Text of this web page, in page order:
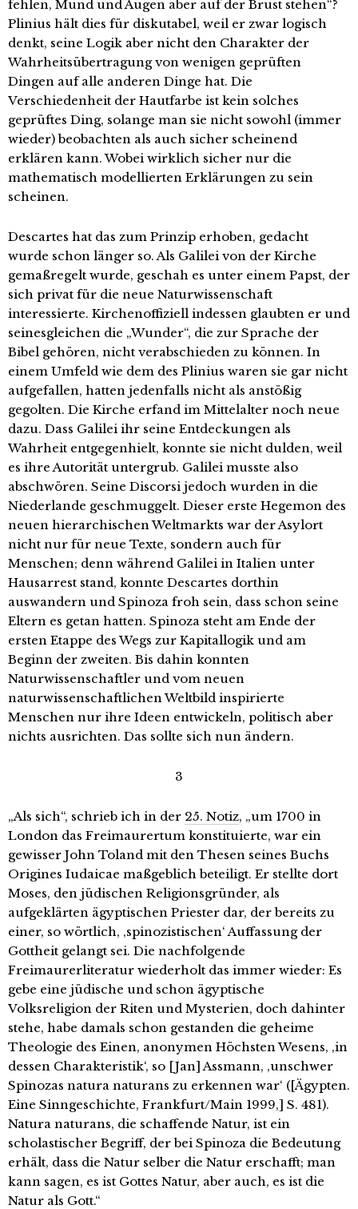
fehlen, Mund und Augen aber auf der Brust stehen“?
Plinius hält dies für diskutabel, weil er zwar logisch
denkt, seine Logik aber nicht den Charakter der
Wahrheitsübertragung von wenigen geprüften
Dingen auf alle anderen Dinge hat. Die
Verschiedenheit der Hautfarbe ist kein solches
geprüftes Ding, solange man sie nicht sowohl (immer
wieder) beobachten als auch sicher scheinend
erklären kann. Wobei wirklich sicher nur die
mathematisch modellierten Erklärungen zu sein
scheinen.
Descartes hat das zum Prinzip erhoben, gedacht
wurde schon länger so. Als Galilei von der Kirche
gemaßregelt wurde, geschah es unter einem Papst, der
sich privat für die neue Naturwissenschaft
interessierte. Kirchenoffiziell indessen glaubten er und
seinesgleichen die „Wunder“, die zur Sprache der
Bibel gehören, nicht verabschieden zu können. In
einem Umfeld wie dem des Plinius waren sie gar nicht
aufgefallen, hatten jedenfalls nicht als anstößig
gegolten. Die Kirche erfand im Mittelalter noch neue
dazu. Dass Galilei ihr seine Entdeckungen als
Wahrheit entgegenhielt, konnte sie nicht dulden, weil
es ihre Autorität untergrub. Galilei musste also
abschwören. Seine Discorsi jedoch wurden in die
Niederlande geschmuggelt. Dieser erste Hegemon des
neuen hierarchischen Weltmarkts war der Asylort
nicht nur für neue Texte, sondern auch für
Menschen; denn während Galilei in Italien unter
Hausarrest stand, konnte Descartes dorthin
auswandern und Spinoza froh sein, dass schon seine
Eltern es getan hatten. Spinoza steht am Ende der
ersten Etappe des Wegs zur Kapitallogik und am
Beginn der zweiten. Bis dahin konnten
Naturwissenschaftler und vom neuen
naturwissenschaftlichen Weltbild inspirierte
Menschen nur ihre Ideen entwickeln, politisch aber
nichts ausrichten. Das sollte sich nun ändern.
3
„Als sich“, schrieb ich in der 25. Notiz, „um 1700 in
London das Freimaurertum konstituierte, war ein
gewisser John Toland mit den Thesen seines Buchs
Origines Iudaicae maßgeblich beteiligt. Er stellte dort
Moses, den jüdischen Religionsgründer, als
aufgeklärten ägyptischen Priester dar, der bereits zu
einer, so wörtlich, ‚spinozistischen‘ Auffassung der
Gottheit gelangt sei. Die nachfolgende
Freimaurerliteratur wiederholt das immer wieder: Es
gebe eine jüdische und schon ägyptische
Volksreligion der Riten und Mysterien, doch dahinter
stehe, habe damals schon gestanden die geheime
Theologie des Einen, anonymen Höchsten Wesens, ‚in
dessen Charakteristik‘, so [Jan] Assmann, ‚unschwer
Spinozas natura naturans zu erkennen war‘ ([Ägypten.
Eine Sinngeschichte, Frankfurt/Main 1999,] S. 481).
Natura naturans, die schaffende Natur, ist ein
scholastischer Begriff, der bei Spinoza die Bedeutung
erhält, dass die Natur selber die Natur erschafft; man
kann sagen, es ist Gottes Natur, aber auch, es ist die
Natur als Gott.“